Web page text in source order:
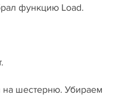
функцию Load.
на шестерню. Убираем